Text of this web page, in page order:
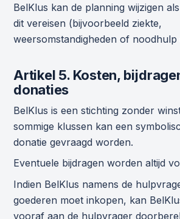
BelKlus kan de planning wijzigen
dit vereisen (bijvoorbeeld ziekte,
weersomstandigheden of noodhulp
Artikel 5. Kosten,
donaties
BelKlus is een stichting zonder
sommige klussen kan een
donatie gevraagd worden.
Eventuele bijdragen worden altijd
Indien BelKlus namens de
goederen moet inkopen, kan
vooraf aan de hulpvrager